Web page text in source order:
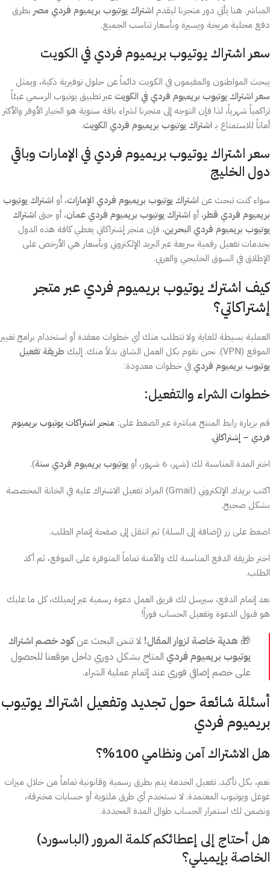
المباشر. هنا يأتي دور متجرنا ليقدم اشتراك يوتيوب بريميوم فردي مصر بطرق
دفع محلية مريحة ويسيرة وبأسعار تناسب الجميع.
سعر اشتراك يوتيوب بريميوم فردي في الكويت
يبحث المواطنون والمقيمون في الكويت دائماً عن حلول توفيرية ذكية، ويمثل
سعر اشتراك يوتيوب بريميوم فردي في الكويتعبر تطبيق يوتيوب الرسمي عبئاً
تراكمياً شهرياً، لذا فإن التوجه إلى متجرنا لشراء باقة سنوية هو الخيار الأوفر والأكثر
أماناً للاستمتاع بـ اشتراك يوتيوب بريميوم فردي الكويت.
سعر اشتراك يوتيوب بريميوم فردي في الإمارات وباقي
دول الخليج
سواء كنت تبحث عن اشتراك يوتيوب بريميوم فردي الإمارات، أو اشتراك يوتيوب
بريميوم فردي قطر، أو اشتراك يوتيوب بريميوم فردي عمان، أو حتى اشتراك
يوتيوب بريميوم فردي البحرين، فإن متجر إشتراكاتي يغطي كافة هذه الدول
بخدمات تفعيل رقمية سريعة عبر البريد الإلكتروني وبأسعار هي الأرخص على
الإطلاق في السوق الخليجي والعربي.
كيف اشترك يوتيوب بريميوم فردي عبر متجر
إشتراكاتي؟
العملية بسيطة للغاية ولا تتطلب منك أي خطوات معقدة أو استخدام برامج تغيير
الموقع (VPN). نحن نقوم بكل العمل الشاق بدلاً منك. إليك
طريقة تفعيل
يوتيوب بريميوم فرديفي خطوات معدودة:
خطوات الشراء والتفعيل:
قم بزيارة رابط المنتج مباشرة عبر الضغط على: متجر اشتراكات يوتيوب بريميوم
فردي – إشتراكاتي.
اختر المدة المناسبة لك (شهر، 6 شهور، أو
يوتيوب بريميوم فردي سنة).
اكتب بريدك الإلكتروني (Gmail) المراد تفعيل الاشتراك عليه في الخانة المخصصة
بشكل صحيح.
اضغط على زر (إضافة إلى السلة) ثم انتقل إلى صفحة إتمام الطلب.
اختر طريقة الدفع المناسبة لك والآمنة تماماً المتوفرة على الموقع، ثم أكد
الطلب.
بعد إتمام الدفع، سيرسل لك فريق العمل دعوة رسمية عبر إيميلك، كل ما عليك
هو قبول الدعوة وتفعيل الحساب فوراً!
🎁 هدية خاصة لزوار المقال! لا تنسَ البحث عنكود خصم اشتراك
يوتيوب بريميوم فردي المتاح بشكل دوري داخل موقعنا للحصول
على خصم إضافي فوري عند إتمام عملية الشراء.
أسئلة شائعة حول تجديد وتفعيل اشتراك يوتيوب
بريميوم فردي
هل الاشتراك آمن ونظامي 100%؟
نعم، بكل تأكيد. تفعيل الخدمة يتم بطرق رسمية وقانونية تماماً من خلال ميزات
غوغل ويوتيوب المعتمدة. لا نستخدم أي طرق ملتوية أو حسابات مخترقة،
ونضمن لك استمرار الحساب طوال المدة المحددة.
هل أحتاج إلى إعطائكم كلمة المرور (الباسورد)
الخاصة بإيميلي؟